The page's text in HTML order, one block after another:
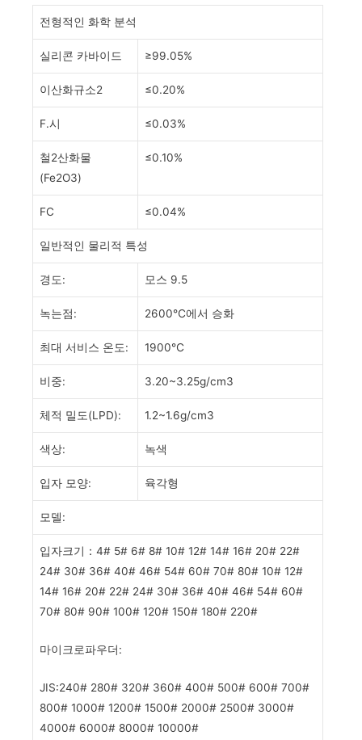
전형적인 화학 분석
실리콘 카바이드 ≥99.05%
이산화규소2 ≤0.20%
F.시 ≤0.03%
철2산화물
(Fe2O3)
≤0.10%
FC ≤0.04%
일반적인 물리적 특성
경도: 모스 9.5
녹는점: 2600℃에서 승화
최대 서비스 온도: 1900℃
비중: 3.20~3.25g/cm3
체적 밀도(LPD): 1.2~1.6g/cm3
색상: 녹색
입자 모양: 육각형
모델:
입자크기：4# 5# 6# 8# 10# 12# 14# 16# 20# 22#
24# 30# 36# 40# 46# 54# 60# 70# 80# 10# 12#
14# 16# 20# 22# 24# 30# 36# 40# 46# 54# 60#
70# 80# 90# 100# 120# 150# 180# 220#
마이크로파우더:
JIS:240# 280# 320# 360# 400# 500# 600# 700#
800# 1000# 1200# 1500# 2000# 2500# 3000#
4000# 6000# 8000# 10000#